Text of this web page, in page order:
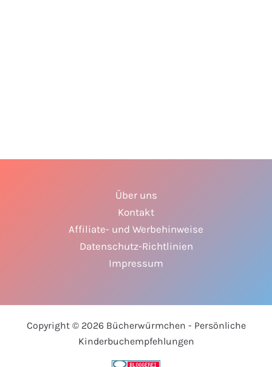
Über uns
Kontakt
Affiliate- und Werbehinweise
Datenschutz-Richtlinien
Impressum
Copyright © 2026 Bücherwürmchen - Persönliche
Kinderbuchempfehlungen